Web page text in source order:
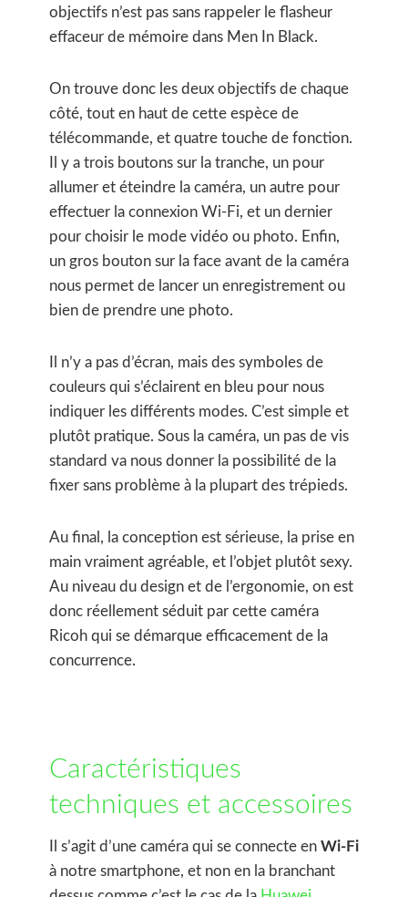
objectifs n’est pas sans rappeler le flasheur
effaceur de mémoire dans Men In Black.
On trouve donc les deux objectifs de chaque
côté, tout en haut de cette espèce de
télécommande, et quatre touche de fonction.
Il y a trois boutons sur la tranche, un pour
allumer et éteindre la caméra, un autre pour
effectuer la connexion Wi-Fi, et un dernier
pour choisir le mode vidéo ou photo. Enfin,
un gros bouton sur la face avant de la caméra
nous permet de lancer un enregistrement ou
bien de prendre une photo.
Il n’y a pas d’écran, mais des symboles de
couleurs qui s’éclairent en bleu pour nous
indiquer les différents modes. C’est simple et
plutôt pratique. Sous la caméra, un pas de vis
standard va nous donner la possibilité de la
fixer sans problème à la plupart des trépieds.
Au final, la conception est sérieuse, la prise en
main vraiment agréable, et l’objet plutôt sexy.
Au niveau du design et de l’ergonomie, on est
donc réellement séduit par cette caméra
Ricoh qui se démarque efficacement de la
concurrence.
Caractéristiques
techniques et accessoires
Il s’agit d’une caméra qui se connecte en Wi-Fi
à notre smartphone, et non en la branchant